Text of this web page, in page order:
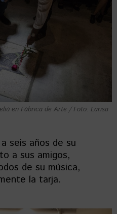
en Fábrica de Arte / Foto: Larisa
seis años de su
a sus amigos,
de su música,
la tarja.